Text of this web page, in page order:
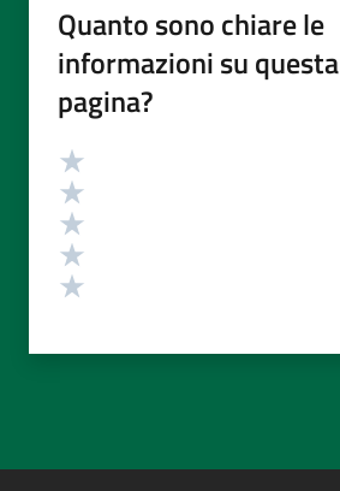
Quanto sono chiare le
informazioni su questa
pagina?
Valutazione